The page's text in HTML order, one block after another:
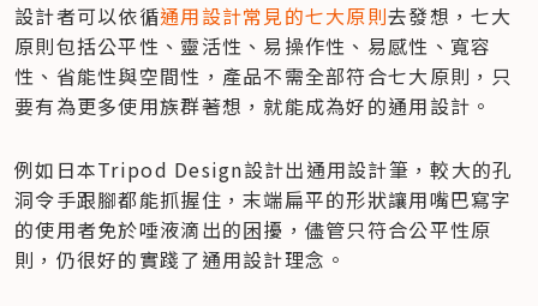
設計者可以依循通用設計常見的七大原則去發想，七大
原則包括公平性、靈活性、易操作性、易感性、寬容
性、省能性與空間性，產品不需全部符合七大原則，只
要有為更多使用族群著想，就能成為好的通用設計。
例如日本Tripod Design設計出通用設計筆，較大的孔
洞令手跟腳都能抓握住，末端扁平的形狀讓用嘴巴寫字
的使用者免於唾液滴出的困擾，儘管只符合公平性原
則，仍很好的實踐了通用設計理念。